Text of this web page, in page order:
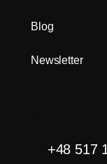
Blog
Newsletter
+48 517